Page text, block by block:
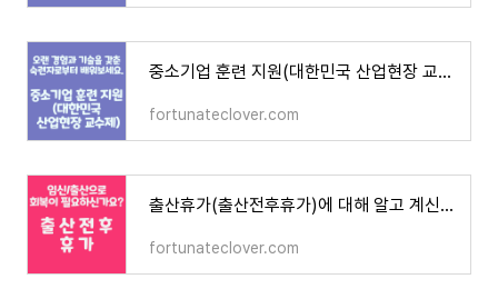
중소기업 훈련 지원(대한민국 산업현장 교수제) 내용정리
fortunateclover.com
출산휴가(출산전후휴가)에 대해 알고 계신가요?
fortunateclover.com